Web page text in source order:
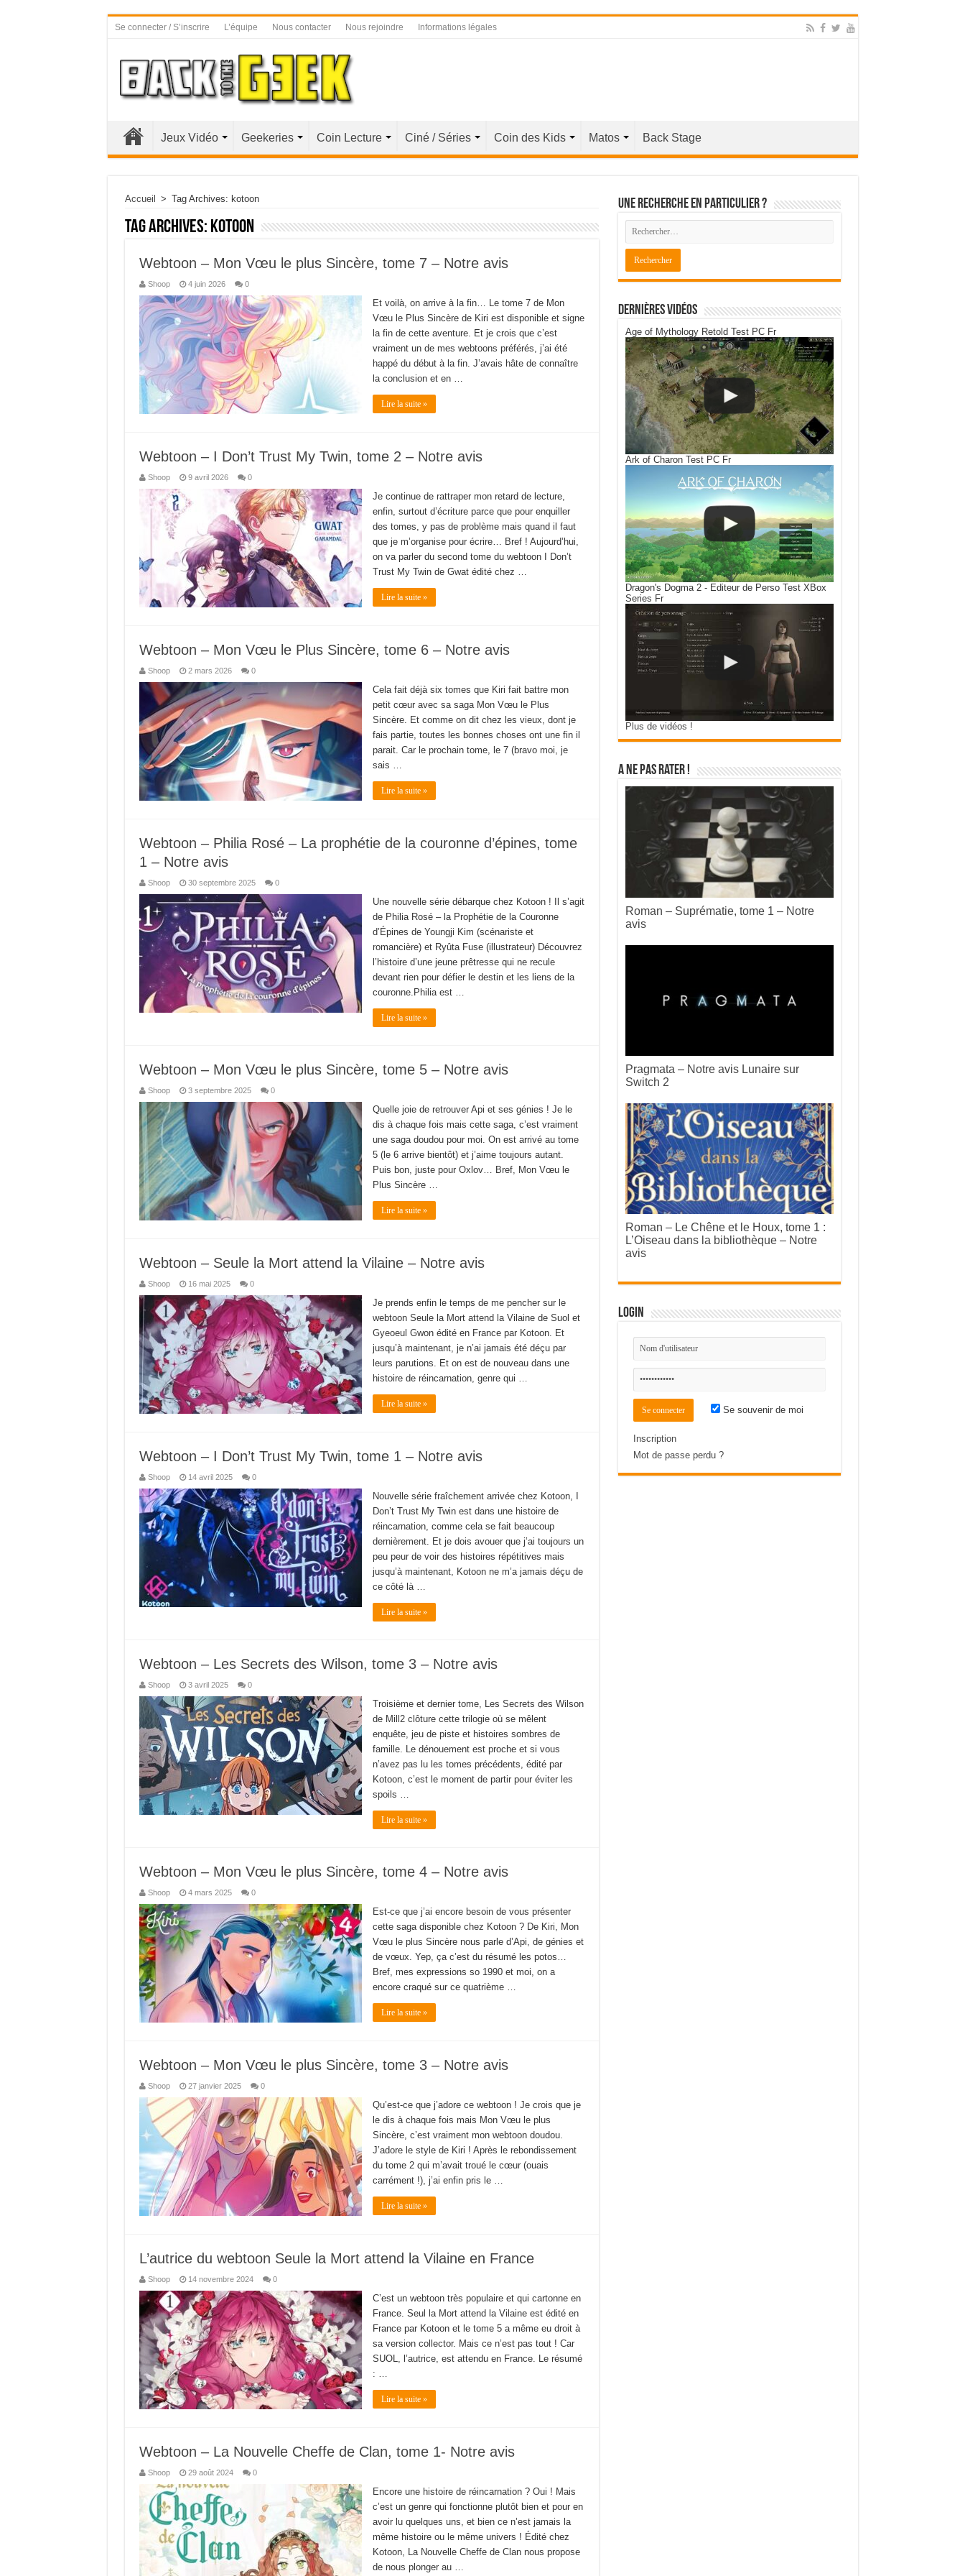
Se connecter / S’inscrire L’équipe Nous contacter Nous rejoindre Informations légales
Jeux Vidéo Geekeries Coin Lecture Ciné / Séries Coin des Kids Matos Back Stage
Accueil > Tag Archives: kotoon
Tag Archives: kotoon
Webtoon – Mon Vœu le plus Sincère, tome 7 – Notre avis
Shoop 4 juin 2026 0
Et voilà, on arrive à la fin… Le tome 7 de Mon
Vœu le Plus Sincère de Kiri est disponible et signe
la fin de cette aventure. Et je crois que c’est
vraiment un de mes webtoons préférés, j’ai été
happé du début à la fin. J’avais hâte de connaître
la conclusion et en …
Lire la suite »
Webtoon – I Don’t Trust My Twin, tome 2 – Notre avis
Shoop 9 avril 2026 0
Je continue de rattraper mon retard de lecture,
enfin, surtout d’écriture parce que pour enquiller
des tomes, y pas de problème mais quand il faut
que je m’organise pour écrire… Bref ! Aujourd’hui,
on va parler du second tome du webtoon I Don’t
Trust My Twin de Gwat édité chez …
Lire la suite »
Webtoon – Mon Vœu le Plus Sincère, tome 6 – Notre avis
Shoop 2 mars 2026 0
Cela fait déjà six tomes que Kiri fait battre mon
petit cœur avec sa saga Mon Vœu le Plus
Sincère. Et comme on dit chez les vieux, dont je
fais partie, toutes les bonnes choses ont une fin il
parait. Car le prochain tome, le 7 (bravo moi, je
sais …
Lire la suite »
Webtoon – Philia Rosé – La prophétie de la couronne d’épines, tome
1 – Notre avis
Shoop 30 septembre 2025 0
Une nouvelle série débarque chez Kotoon ! Il s’agit
de Philia Rosé – la Prophétie de la Couronne
d’Épines de Youngji Kim (scénariste et
romancière) et Ryûta Fuse (illustrateur) Découvrez
l’histoire d’une jeune prêtresse qui ne recule
devant rien pour défier le destin et les liens de la
couronne.Philia est …
Lire la suite »
Webtoon – Mon Vœu le plus Sincère, tome 5 – Notre avis
Shoop 3 septembre 2025 0
Quelle joie de retrouver Api et ses génies ! Je le
dis à chaque fois mais cette saga, c’est vraiment
une saga doudou pour moi. On est arrivé au tome
5 (le 6 arrive bientôt) et j’aime toujours autant.
Puis bon, juste pour Oxlov… Bref, Mon Vœu le
Plus Sincère …
Lire la suite »
Webtoon – Seule la Mort attend la Vilaine – Notre avis
Shoop 16 mai 2025 0
Je prends enfin le temps de me pencher sur le
webtoon Seule la Mort attend la Vilaine de Suol et
Gyeoeul Gwon édité en France par Kotoon. Et
jusqu’à maintenant, je n’ai jamais été déçu par
leurs parutions. Et on est de nouveau dans une
histoire de réincarnation, genre qui …
Lire la suite »
Webtoon – I Don’t Trust My Twin, tome 1 – Notre avis
Shoop 14 avril 2025 0
Nouvelle série fraîchement arrivée chez Kotoon, I
Don’t Trust My Twin est dans une histoire de
réincarnation, comme cela se fait beaucoup
dernièrement. Et je dois avouer que j’ai toujours un
peu peur de voir des histoires répétitives mais
jusqu’à maintenant, Kotoon ne m’a jamais déçu de
ce côté là …
Lire la suite »
Webtoon – Les Secrets des Wilson, tome 3 – Notre avis
Shoop 3 avril 2025 0
Troisième et dernier tome, Les Secrets des Wilson
de Mill2 clôture cette trilogie où se mêlent
enquête, jeu de piste et histoires sombres de
famille. Le dénouement est proche et si vous
n’avez pas lu les tomes précédents, édité par
Kotoon, c’est le moment de partir pour éviter les
spoils …
Lire la suite »
Webtoon – Mon Vœu le plus Sincère, tome 4 – Notre avis
Shoop 4 mars 2025 0
Est-ce que j’ai encore besoin de vous présenter
cette saga disponible chez Kotoon ? De Kiri, Mon
Vœu le plus Sincère nous parle d’Api, de génies et
de vœux. Yep, ça c’est du résumé les potos…
Bref, mes expressions so 1990 et moi, on a
encore craqué sur ce quatrième …
Lire la suite »
Webtoon – Mon Vœu le plus Sincère, tome 3 – Notre avis
Shoop 27 janvier 2025 0
Qu’est-ce que j’adore ce webtoon ! Je crois que je
le dis à chaque fois mais Mon Vœu le plus
Sincère, c’est vraiment mon webtoon doudou.
J’adore le style de Kiri ! Après le rebondissement
du tome 2 qui m’avait troué le cœur (ouais
carrément !), j’ai enfin pris le …
Lire la suite »
L’autrice du webtoon Seule la Mort attend la Vilaine en France
Shoop 14 novembre 2024 0
C’est un webtoon très populaire et qui cartonne en
France. Seul la Mort attend la Vilaine est édité en
France par Kotoon et le tome 5 a même eu droit à
sa version collector. Mais ce n’est pas tout ! Car
SUOL, l’autrice, est attendu en France. Le résumé
: …
Lire la suite »
Webtoon – La Nouvelle Cheffe de Clan, tome 1- Notre avis
Shoop 29 août 2024 0
Encore une histoire de réincarnation ? Oui ! Mais
c’est un genre qui fonctionne plutôt bien et pour en
avoir lu quelques uns, et bien ce n’est jamais la
même histoire ou le même univers ! Édité chez
Kotoon, La Nouvelle Cheffe de Clan nous propose
de nous plonger au …
Une recherche en particulier ?
Dernières Vidéos
Age of Mythology Retold Test PC Fr
Ark of Charon Test PC Fr
Dragon's Dogma 2 - Editeur de Perso Test XBox
Series Fr
Plus de vidéos !
A ne pas rater !
Roman – Suprématie, tome 1 – Notre
avis
Pragmata – Notre avis Lunaire sur
Switch 2
Roman – Le Chêne et le Houx, tome 1 :
L’Oiseau dans la bibliothèque – Notre
avis
Login
Se souvenir de moi
Inscription
Mot de passe perdu ?